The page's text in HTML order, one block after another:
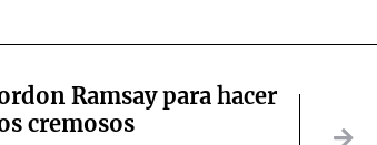
Ramsay para hacer
cremosos